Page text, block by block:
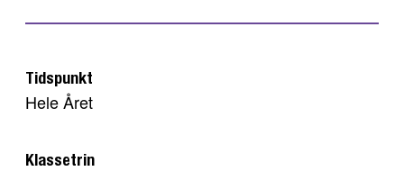
Tidspunkt
Hele Året
Klassetrin